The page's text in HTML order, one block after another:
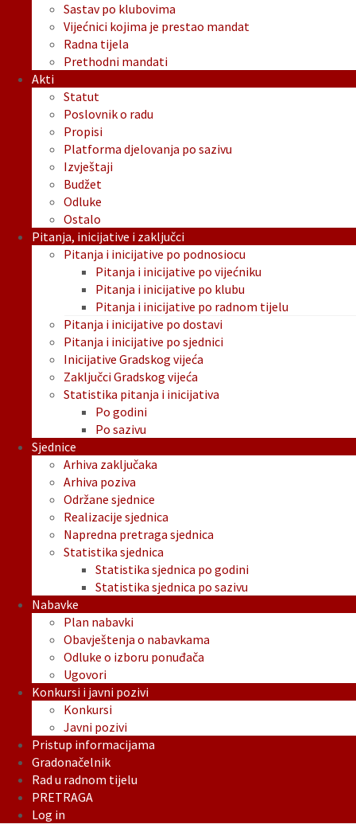
Sastav po klubovima
Vijećnici kojima je prestao mandat
Radna tijela
Prethodni mandati
Akti
Statut
Poslovnik o radu
Propisi
Platforma djelovanja po sazivu
Izvještaji
Budžet
Odluke
Ostalo
Pitanja, inicijative i zaključci
Pitanja i inicijative po podnosiocu
Pitanja i inicijative po vijećniku
Pitanja i inicijative po klubu
Pitanja i inicijative po radnom tijelu
Pitanja i inicijative po dostavi
Pitanja i inicijative po sjednici
Inicijative Gradskog vijeća
Zaključci Gradskog vijeća
Statistika pitanja i inicijativa
Po godini
Po sazivu
Sjednice
Arhiva zaključaka
Arhiva poziva
Održane sjednice
Realizacije sjednica
Napredna pretraga sjednica
Statistika sjednica
Statistika sjednica po godini
Statistika sjednica po sazivu
Nabavke
Plan nabavki
Obavještenja o nabavkama
Odluke o izboru ponuđača
Ugovori
Konkursi i javni pozivi
Konkursi
Javni pozivi
Pristup informacijama
Gradonačelnik
Rad u radnom tijelu
PRETRAGA
Log in